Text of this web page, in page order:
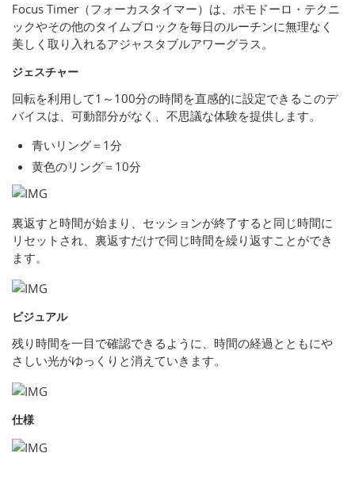
Focus Timer（フォーカスタイマー）は、ポモドーロ・テクニ
ックやその他のタイムブロックを毎日のルーチンに無理なく
美しく取り入れるアジャスタブルアワーグラス。
ジェスチャー
回転を利用して1～100分の時間を直感的に設定できるこのデ
バイスは、可動部分がなく、不思議な体験を提供します。
青いリング＝1分
黄色のリング＝10分
裏返すと時間が始まり、セッションが終了すると同じ時間に
リセットされ、裏返すだけで同じ時間を繰り返すことができ
ます。
ビジュアル
残り時間を一目で確認できるように、時間の経過とともにや
さしい光がゆっくりと消えていきます。
仕様